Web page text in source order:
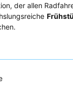
der allen